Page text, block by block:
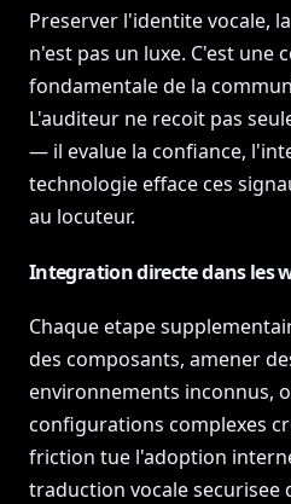
Preserver l'identite vocale,
n'est pas un luxe. C'est une
fondamentale de la
L'auditeur ne recoit pas
— il evalue la confiance,
technologie efface ces
au locuteur.
Integration directe dans les
Chaque etape
des composants, amener
environnements inconnus,
configurations complexes
friction tue l'adoption
traduction vocale securisee